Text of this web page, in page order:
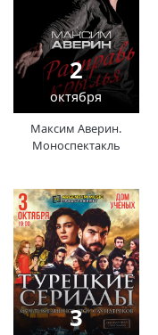
2
октября
Максим Аверин.
Моноспектакль
3